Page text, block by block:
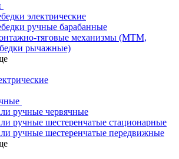
электрические
ручные барабанные
тяговые механизмы (МТМ,
рычажные)
ручные червячные
ручные шестеренчатые стационарные
ручные шестеренчатые передвижные